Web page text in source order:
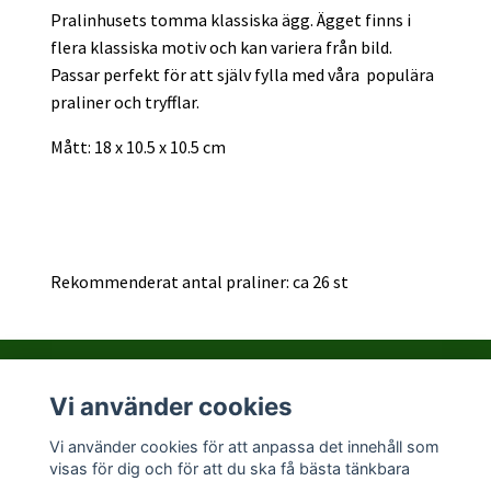
Pralinhusets tomma klassiska ägg. Ägget finns i
flera klassiska motiv och kan variera från bild.
Passar perfekt för att själv fylla med våra populära
praliner och tryfflar.
Mått: 18 x 10.5 x 10.5 cm
Rekommenderat antal praliner: ca 26 st
Kontakta PralinHuset
Vi använder cookies
Vi använder cookies för att anpassa det innehåll som
visas för dig och för att du ska få bästa tänkbara